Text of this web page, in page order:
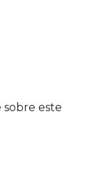
este